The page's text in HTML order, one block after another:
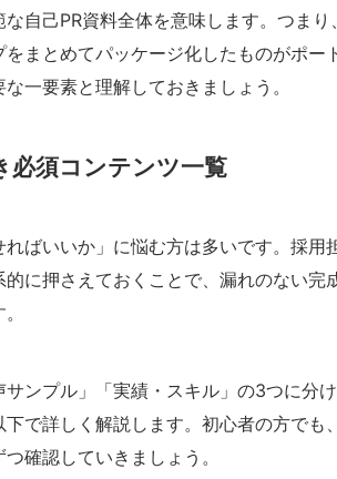
自己PR資料全体を意味します。つまり
まとめてパッケージ化したものがポー
一要素と理解しておきましょう。
必須コンテンツ一覧
ばいいか」に悩む方は多いです。採用
に押さえておくことで、漏れのない完
ンプル」「実績・スキル」の3つに分
で詳しく解説します。初心者の方でも
確認していきましょう。